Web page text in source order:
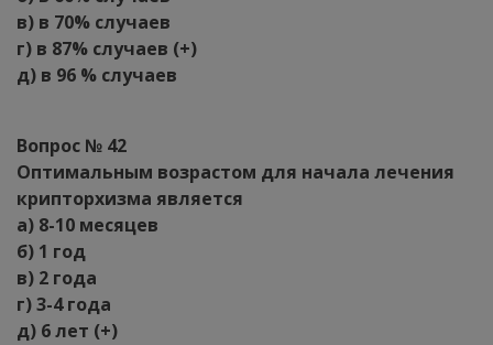
в) в 70% случаев
г) в 87% случаев (+)
д) в 96 % случаев
Вопрос № 42
Оптимальным возрастом для начала лечения
крипторхизма является
а) 8-10 месяцев
б) 1 год
в) 2 года
г) 3-4 года
д) 6 лет (+)